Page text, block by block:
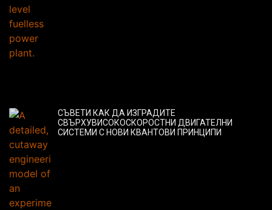
СЪВЕТИ КАК ДА ИЗГРАДИТЕ
СВЪРХУВИСОКОСКОРОСТНИ ДВИГАТЕЛНИ
СИСТЕМИ С НОВИ КВАНТОВИ ПРИНЦИПИ